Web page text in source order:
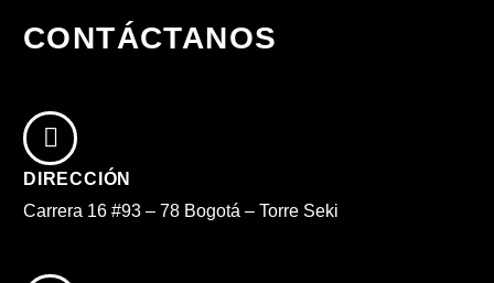
CONTÁCTANOS
DIRECCIÓN
Carrera 16 #93 – 78 Bogotá – Torre Seki